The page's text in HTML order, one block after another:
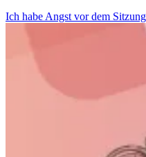
Ich habe Angst vor dem